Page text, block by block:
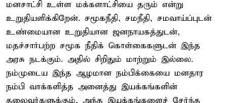
மனசாட்சி உள்ள மக்களாட்சியை தரும் என்று
உறுதியளிக்கிறேன். சமூகநீதி, சமநீதி, சமவாய்ப்புடன்
உண்மையான உறுதியான ஜனநாயகத்துடன்,
மதச்சார்பற்ற சமூக நீதிக் கொள்கைகளுடன் இந்த
அரசு நடக்கும். அதில் சிறிதும் மாற்றும் இல்லை.
நம்முடைய இந்த ஆழமான நம்பிக்கையை மனதார
நம்பி வாக்களித்த அனைத்து இயக்கங்களின்
தலைவர்களுக்கும், அந்த இயக்கங்களைச் சேர்ந்த